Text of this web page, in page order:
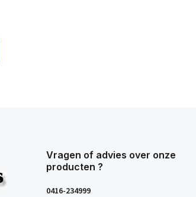
Vragen of advies over onze
producten ?
0416-234999